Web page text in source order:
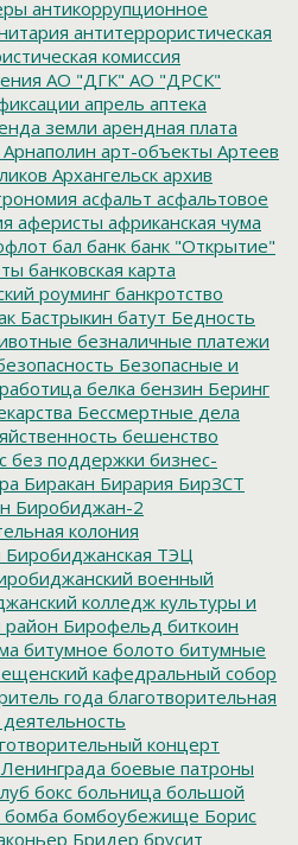
антикоррупционное
антитеррористическая
комиссия
АО "ДГК" АО "ДРСК"
апрель аптека
земли арендная плата
Арнаполин арт-объекты Артеев
Архангельск архив
асфальт асфальтовое
аферисты африканская чума
бал банк банк "Открытие"
банковская карта
роуминг банкротство
Бастрыкин батут Бедность
безналичные платежи
Безопасные и
белка бензин Беринг
Бессмертные дела
бешенство
без поддержки бизнес-
Биракан Бирария БирЗСТ
Биробиджан-2
колония
Биробиджанская ТЭЦ
военный
колледж культуры и
район Бирофельд биткоин
битумное болото битумные
кафедральный собор
года благотворительная
концерт
боевые патроны
бокс больница большой
бомба бомбоубежище Борис
Бридер брусит